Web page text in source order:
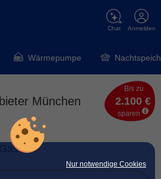
Nur notwendige Cookies
Anmelden
Chat
Wärmepumpe
München
Bis zu
2.100 €
sparen
Gas